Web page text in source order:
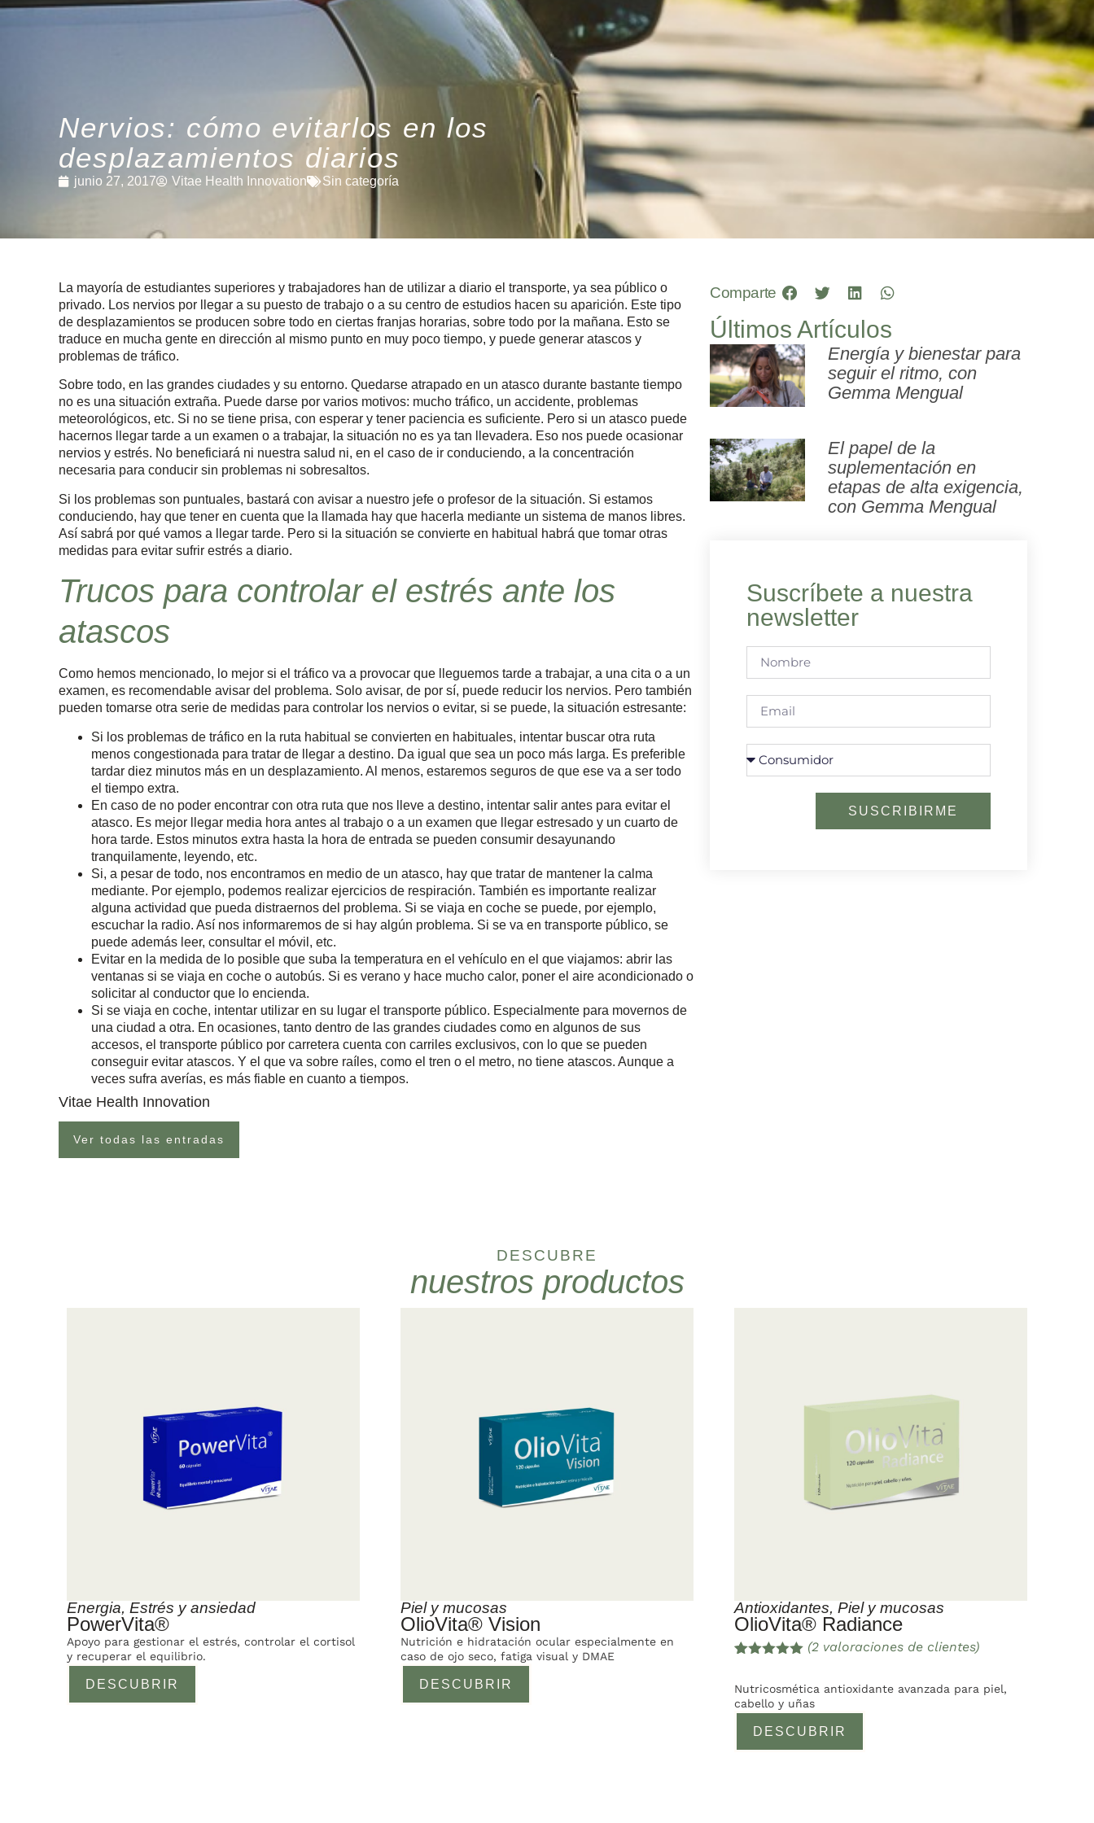
Nervios: cómo evitarlos en los
desplazamientos diarios
junio 27, 2017 Vitae Health Innovation Sin categoría
La mayoría de estudiantes superiores y trabajadores han de utilizar a diario el transporte, ya sea público o
privado. Los nervios por llegar a su puesto de trabajo o a su centro de estudios hacen su aparición. Este tipo
de desplazamientos se producen sobre todo en ciertas franjas horarias, sobre todo por la mañana. Esto se
traduce en mucha gente en dirección al mismo punto en muy poco tiempo, y puede generar atascos y
problemas de tráfico.
Sobre todo, en las grandes ciudades y su entorno. Quedarse atrapado en un atasco durante bastante tiempo
no es una situación extraña. Puede darse por varios motivos: mucho tráfico, un accidente, problemas
meteorológicos, etc. Si no se tiene prisa, con esperar y tener paciencia es suficiente. Pero si un atasco puede
hacernos llegar tarde a un examen o a trabajar, la situación no es ya tan llevadera. Eso nos puede ocasionar
nervios y estrés. No beneficiará ni nuestra salud ni, en el caso de ir conduciendo, a la concentración
necesaria para conducir sin problemas ni sobresaltos.
Si los problemas son puntuales, bastará con avisar a nuestro jefe o profesor de la situación. Si estamos
conduciendo, hay que tener en cuenta que la llamada hay que hacerla mediante un sistema de manos libres.
Así sabrá por qué vamos a llegar tarde. Pero si la situación se convierte en habitual habrá que tomar otras
medidas para evitar sufrir estrés a diario.
Trucos para controlar el estrés ante los
atascos
Como hemos mencionado, lo mejor si el tráfico va a provocar que lleguemos tarde a trabajar, a una cita o a un
examen, es recomendable avisar del problema. Solo avisar, de por sí, puede reducir los nervios. Pero también
pueden tomarse otra serie de medidas para controlar los nervios o evitar, si se puede, la situación estresante:
Si los problemas de tráfico en la ruta habitual se convierten en habituales, intentar buscar otra ruta
menos congestionada para tratar de llegar a destino. Da igual que sea un poco más larga. Es preferible
tardar diez minutos más en un desplazamiento. Al menos, estaremos seguros de que ese va a ser todo
el tiempo extra.
En caso de no poder encontrar con otra ruta que nos lleve a destino, intentar salir antes para evitar el
atasco. Es mejor llegar media hora antes al trabajo o a un examen que llegar estresado y un cuarto de
hora tarde. Estos minutos extra hasta la hora de entrada se pueden consumir desayunando
tranquilamente, leyendo, etc.
Si, a pesar de todo, nos encontramos en medio de un atasco, hay que tratar de mantener la calma
mediante. Por ejemplo, podemos realizar ejercicios de respiración. También es importante realizar
alguna actividad que pueda distraernos del problema. Si se viaja en coche se puede, por ejemplo,
escuchar la radio. Así nos informaremos de si hay algún problema. Si se va en transporte público, se
puede además leer, consultar el móvil, etc.
Evitar en la medida de lo posible que suba la temperatura en el vehículo en el que viajamos: abrir las
ventanas si se viaja en coche o autobús. Si es verano y hace mucho calor, poner el aire acondicionado o
solicitar al conductor que lo encienda.
Si se viaja en coche, intentar utilizar en su lugar el transporte público. Especialmente para movernos de
una ciudad a otra. En ocasiones, tanto dentro de las grandes ciudades como en algunos de sus
accesos, el transporte público por carretera cuenta con carriles exclusivos, con lo que se pueden
conseguir evitar atascos. Y el que va sobre raíles, como el tren o el metro, no tiene atascos. Aunque a
veces sufra averías, es más fiable en cuanto a tiempos.
Vitae Health Innovation
Ver todas las entradas
Comparte
Últimos Artículos
Energía y bienestar para
seguir el ritmo, con
Gemma Mengual
El papel de la
suplementación en
etapas de alta exigencia,
con Gemma Mengual
Suscríbete a nuestra
newsletter
SUSCRIBIRME
DESCUBRE
nuestros productos
Energia, Estrés y ansiedad
PowerVita®
DESCUBRIR
Apoyo para gestionar el estrés, controlar el cortisol
y recuperar el equilibrio.
Piel y mucosas
OlioVita® Vision
DESCUBRIR
Nutrición e hidratación ocular especialmente en
caso de ojo seco, fatiga visual y DMAE
Antioxidantes, Piel y mucosas
OlioVita® Radiance
DESCUBRIR
5 en base
a
s de
(2 valoraciones de clientes)
Nutricosmética antioxidante avanzada para piel,
cabello y uñas